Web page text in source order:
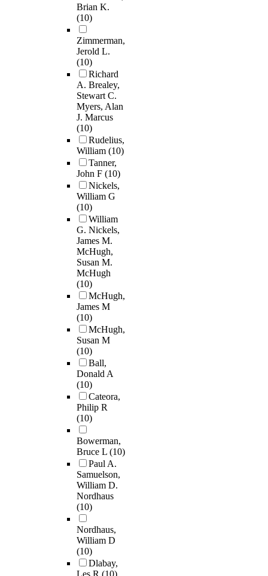
Brian K.
(10)
Zimmerman,
Jerold L.
(10)
Richard
A. Brealey,
Stewart C.
Myers, Alan
J. Marcus
(10)
Rudelius,
William (10)
Tanner,
John F (10)
Nickels,
William G
(10)
William
G. Nickels,
James M.
McHugh,
Susan M.
McHugh
(10)
McHugh,
James M
(10)
McHugh,
Susan M
(10)
Ball,
Donald A
(10)
Cateora,
Philip R
(10)
Bowerman,
Bruce L (10)
Paul A.
Samuelson,
William D.
Nordhaus
(10)
Nordhaus,
William D
(10)
Dlabay,